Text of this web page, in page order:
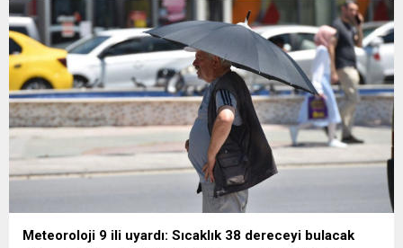
olun. Türkiye’yi...
Meteoroloji 9 ili uyardı: Sıcaklık 38 dereceyi bulacak